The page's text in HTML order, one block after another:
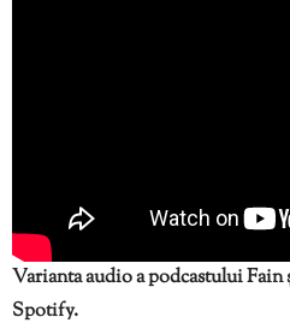
Varianta audio a podcastului
Spotify.